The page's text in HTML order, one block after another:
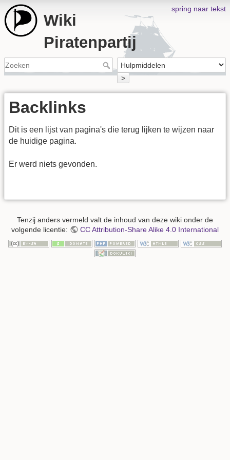
spring naar tekst
Wiki
Piratenpartij
>
Backlinks
Dit is een lijst van pagina's die terug lijken te wijzen naar
de huidige pagina.
Er werd niets gevonden.
Tenzij anders vermeld valt de inhoud van deze wiki onder de
volgende licentie:
CC Attribution-Share Alike 4.0 International